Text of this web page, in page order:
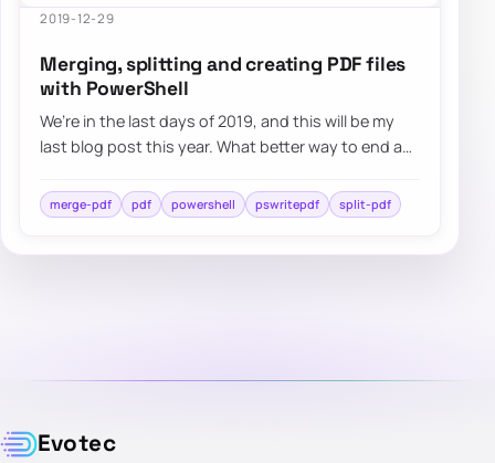
2019-12-29
Merging, splitting and creating PDF files
with PowerShell
We’re in the last days of 2019, and this will be my
last blog post this year. What better way to end a
merge-pdf pdf powershell pswritepdf split-pdf
Evotec